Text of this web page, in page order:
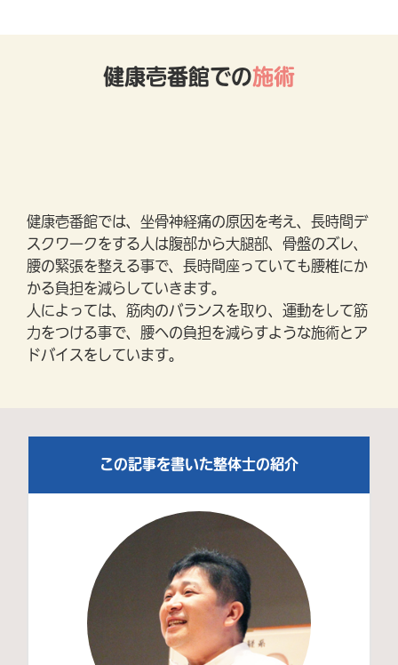
健康壱番館での施術
健康壱番館では、坐骨神経痛の原因を考え、長時間デ
スクワークをする人は腹部から大腿部、骨盤のズレ、
腰の緊張を整える事で、長時間座っていても腰椎にか
かる負担を減らしていきます。
人によっては、筋肉のバランスを取り、運動をして筋
力をつける事で、腰への負担を減らすような施術とア
ドバイスをしています。
この記事を書いた整体士の紹介